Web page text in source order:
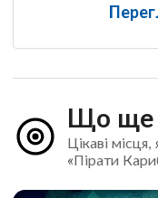
Що ще
Цікаві
«Пірати